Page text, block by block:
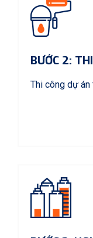
BƯỚC 2:
Thi công dự